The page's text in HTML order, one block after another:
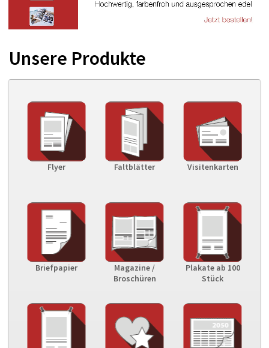
Unsere Produkte
Flyer Faltblätter Visitenkarten
Briefpapier
Magazine /
Broschüren
Plakate ab 100
Stück